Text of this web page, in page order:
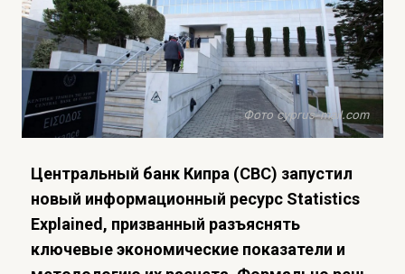
Фото cyprus-mail.com
Центральный банк Кипра (CBC) запустил
новый информационный ресурс Statistics
Explained, призванный разъяснять
ключевые экономические показатели и